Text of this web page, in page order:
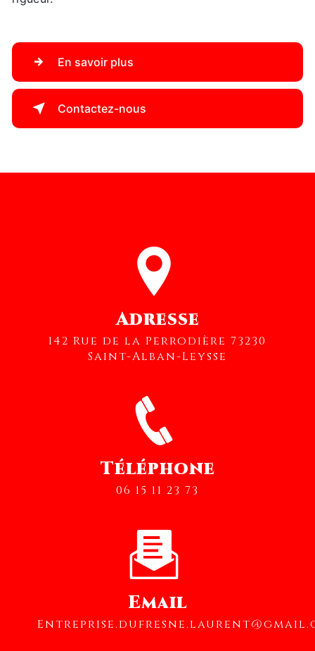
En savoir plus
Contactez-nous
Adresse
142 Rue de la Perrodière 73230
Saint-Alban-Leysse
Téléphone
06 15 11 23 73
Email